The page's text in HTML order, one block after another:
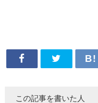
この記事を書いた人